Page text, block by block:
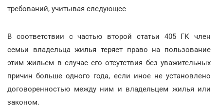
требований, учитывая следующее
В соответствии с частью второй статьи 405 ГК член
семьи владельца жилья теряет право на пользование
этим жильем в случае его отсутствия без уважительных
причин больше одного года, если иное не установлено
договоренностью между ним и владельцем жилья или
законом.